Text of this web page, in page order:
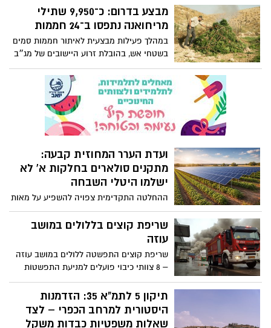
עם טמפרטורות גבוהות ועומס חום כבד עלול
להוביל במהירות להתייבשות, תשישות וכאבי
ראש. ענבל כץ פרידלנדר הדיאטנית המחוזית
של כללית מחוז מרכז ריכזה עבורכם מספר
הנחיות כדי שתוכלו לעבור את הצום בשלום.
מבצע בדרום: כ־9,950 שתילי
מריחואנה נתפסו ב־24 חממות
במהלך פעילות מבצעית לאיתור חממות סמים
בשטחי אש, בהובלת זרוע היישובים של מג״ב
דרום ופיקוד דרום בצה״ל, פעלו הכוחות
בשיתוף הסיירת הירוקה של רשות הטבע
והגנים, שוטרי יחידת הכלבנים של מחוז דרום,
לוחמי מג״ב דרום, לוחמי צה״ל בפיקוד
הדרום, היחידה האווירית של אגף המבצעים
במשטרת ישראל ומתנדבי מג״ב דרום.
ועדת הערר המחוזית קבעה:
מתקנים סולארים בחלקות א' לא
ישלמו היטלי השבחה
ההחלטה התקדימית צפויה להשפיע על מאות
פרויקטים של אנרגיה מתחדשת במרחב
הכפרי
שריפת קוצים בללולים במושב
עוזה
שריפת קוצים התפשטה ללולים במושב עוזה
– 8 צוותי כיבוי פועלים למניעת התפשטות
לעבר בתי מגורים בשעה 12:01 התקבל דיווח
במוקד 102 של כבאות והצלה לישראל על
שריפת קוצים במושב עוזה, אשר איימה
להתפשט לעבר מבנה חקלאי.
תיקון 5 לתמ"א 35: הזדמנות
היסטורית למרחב הכפרי – לצד
שאלות משפטיות כבדות משקל